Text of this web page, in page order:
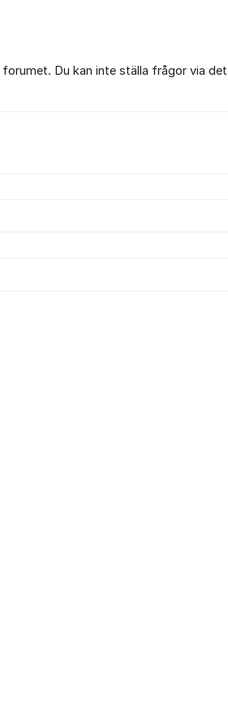
Du kan inte ställa frågor via